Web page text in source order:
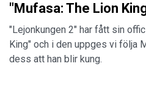
"Mufasa: The Lion
"Lejonkungen 2" har fått sin
King" och i den uppges vi följa
dess att han blir kung.